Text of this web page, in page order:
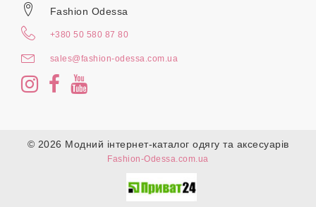
Fashion Odessa
+380 50 580 87 80
sales@fashion-odessa.com.ua
© 2026 Модний інтернет-каталог одягу та аксесуарів
Fashion-Odessa.com.ua